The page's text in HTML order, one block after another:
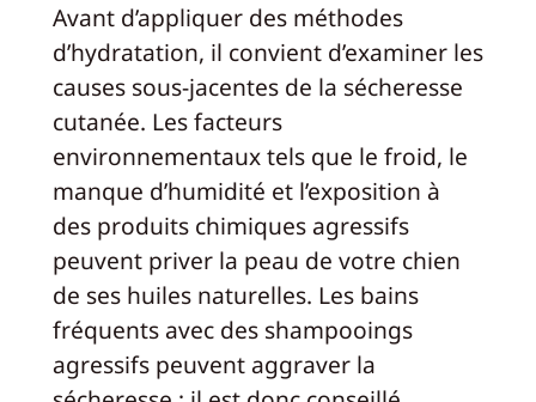
Avant d’appliquer des méthodes
d’hydratation, il convient d’examiner les
causes sous-jacentes de la sécheresse
cutanée. Les facteurs
environnementaux tels que le froid, le
manque d’humidité et l’exposition à
des produits chimiques agressifs
peuvent priver la peau de votre chien
de ses huiles naturelles. Les bains
fréquents avec des shampooings
agressifs peuvent aggraver la